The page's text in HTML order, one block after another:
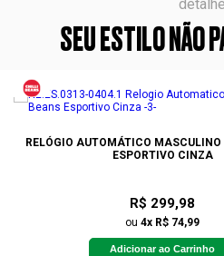
SEU ESTILO NÃO
RELÓGIO AUTOMÁTICO
ESPORTIVO CINZA
R$ 299,98
ou 4x R$ 74,99
Adicionar ao Carrinho